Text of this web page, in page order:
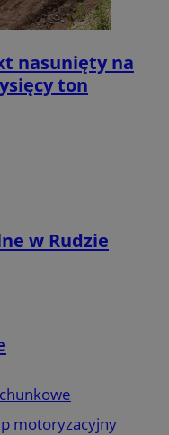
nasunięty na
ton
w Rudzie
motoryzacyjny